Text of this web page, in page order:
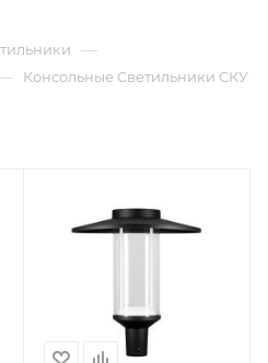
—
Консольные Светильники СКУ